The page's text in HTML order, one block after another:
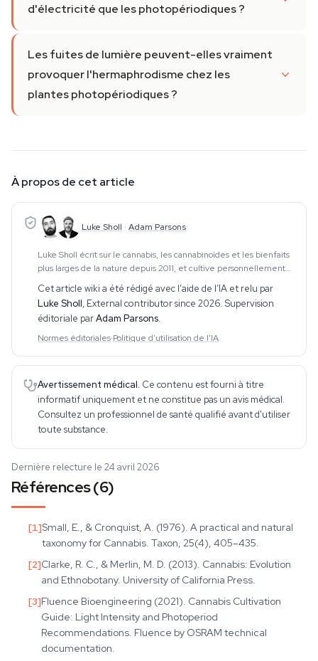
d'électricité que les photopériodiques ?
Les fuites de lumière peuvent-elles vraiment
provoquer l'hermaphrodisme chez les
plantes photopériodiques ?
À propos de cet article
Luke Sholl · Adam Parsons
Luke Sholl écrit sur le cannabis, les cannabinoïdes et les bienfaits
plus larges de la nature depuis 2011, et cultive personnellement
d'une décennie. Cette e
Cet article wiki a été rédigé avec l’aide de l’IA et relu par
Luke Sholl, External contributor since 2026. Supervision
éditoriale parAdam Parsons.
Normes éditoriales·Politique d'utilisation de l'IA
Avertissement médical. Ce contenu est fourni à titre
informatif uniquement et ne constitue pas un avis médical.
Consultez un professionnel de santé qualifié avant d'utiliser
toute substance.
Dernière relecture le 24 avril 2026
Références (6)
[1]Small, E., & Cronquist, A. (1976). A practical and natural
taxonomy for Cannabis. Taxon, 25(4), 405–435.
[2]Clarke, R. C., & Merlin, M. D. (2013). Cannabis: Evolution
and Ethnobotany. University of California Press.
[3]Fluence Bioengineering (2021). Cannabis Cultivation
Guide: Light Intensity and Photoperiod
Recommendations. Fluence by OSRAM technical
documentation.